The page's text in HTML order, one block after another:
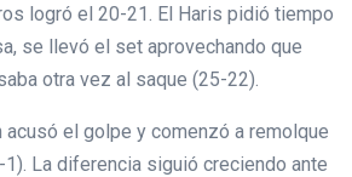
logró el 20-21. El Haris pidió tiempo
se llevó el set aprovechando que
otra vez al saque (25-22).
acusó el golpe y comenzó a remolque
La diferencia siguió creciendo ante